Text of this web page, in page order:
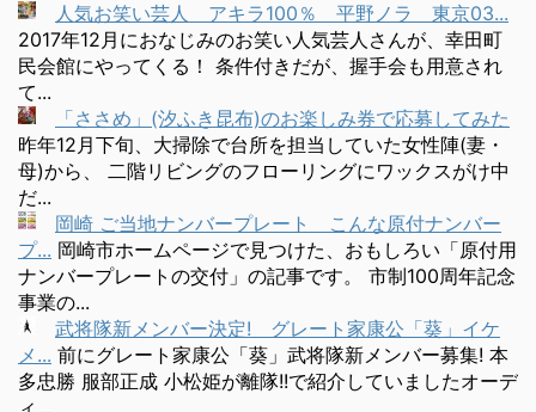
人気お笑い芸人 アキラ100％ 平野ノラ 東京03...
2017年12月におなじみのお笑い人気芸人さんが、幸田町
民会館にやってくる！ 条件付きだが、握手会も用意され
て...
「ささめ」(汐ふき昆布)のお楽しみ券で応募してみた
昨年12月下旬、大掃除で台所を担当していた女性陣(妻・
母)から、 二階リビングのフローリングにワックスがけ中
だ...
岡崎 ご当地ナンバープレート こんな原付ナンバー
プ... 岡崎市ホームページで見つけた、おもしろい「原付用
ナンバープレートの交付」の記事です。 市制100周年記念
事業の...
武将隊新メンバー決定! グレート家康公「葵」イケ
メ... 前にグレート家康公「葵」武将隊新メンバー募集! 本
多忠勝 服部正成 小松姫が離隊!!で紹介していましたオーデ